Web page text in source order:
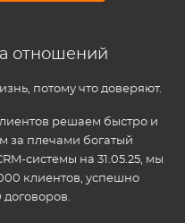
отношений
потому что доверяют.
решаем быстро и
за плечами богатый
системы на 31.05.25, мы
клиентов, успешно